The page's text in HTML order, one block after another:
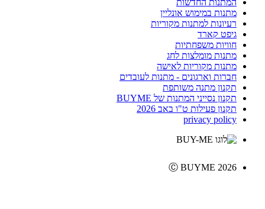
המתנות החדשות
מתנות במימוש אונליין
רעיונות למתנות מקוריות
גיפט קארד
חוויות משפחתיות
מתנות מומלצות לחג
מתנות מקוריות לאישה
חברות וארגונים - מתנות לעובדים
תקנון מתנה משותפת
תקנון נסייני המתנות של BUYME
תקנון פעילות ט"ו באב 2026
privacy policy
Ⓒ BUYME 2026